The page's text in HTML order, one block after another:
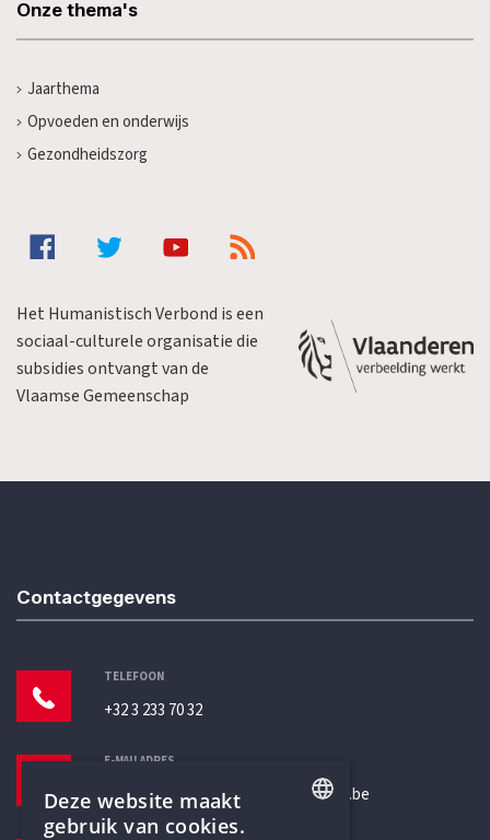
Onze thema's
Jaarthema
Opvoeden en onderwijs
Gezondheidszorg
Het Humanistisch Verbond is een
sociaal-culturele organisatie die
subsidies ontvangt van de
Vlaamse Gemeenschap
Contactgegevens
TELEFOON
+32 3 233 70 32
E-MAILADRES
secretariaat@humanistischverbond.be
Deze website maakt
gebruik van cookies.